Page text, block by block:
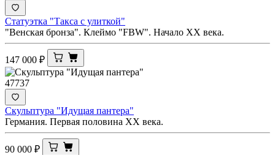
Статуэтка "Такса с улиткой"
"Венская бронза". Клеймо "FBW". Начало ХХ века.
147 000 ₽
47737
Скульптура "Идущая пантера"
Германия. Первая половина XX века.
90 000 ₽